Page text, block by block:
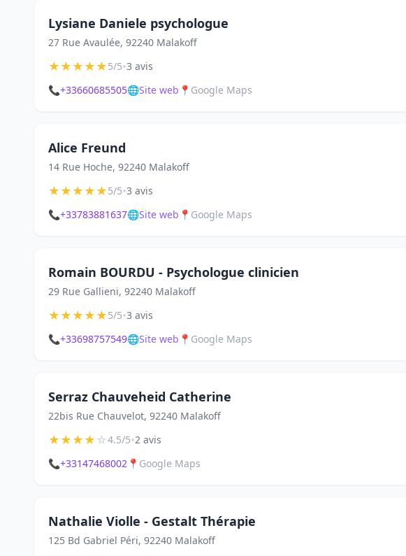
Lysiane Daniele psychologue
27 Rue Avaulée, 92240 Malakoff
★★★★★5/5•3 avis
📞+33660685505🌐Site web 📍 Google Maps
Alice Freund
14 Rue Hoche, 92240 Malakoff
★★★★★5/5•3 avis
📞+33783881637🌐Site web 📍 Google Maps
Romain BOURDU - Psychologue clinicien
29 Rue Gallieni, 92240 Malakoff
★★★★★5/5•3 avis
📞+33698757549🌐Site web 📍 Google Maps
Serraz Chauveheid Catherine
22bis Rue Chauvelot, 92240 Malakoff
★★★★☆4.5/5•2 avis
📞+33147468002 📍 Google Maps
Nathalie Violle - Gestalt Thérapie
125 Bd Gabriel Péri, 92240 Malakoff